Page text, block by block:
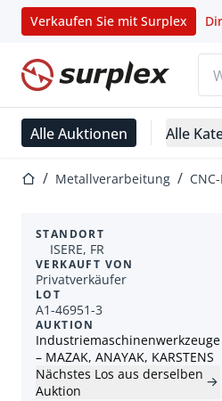
Verkaufen Sie mit Surplex
Startseite
Alle Auktionen Alle
StartseiteMetallverarbeitung
STANDORT
ISERE, FR
VERKAUFT VON
Privatverkäufer
LOT
A1-46951-3
AUKTION
Industriemaschinenwerkzeuge
– MAZAK, ANAYAK, KARSTENS
Nächstes Los aus derselben
Auktion